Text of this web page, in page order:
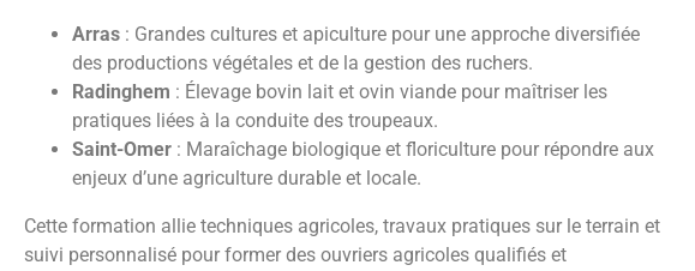
Métiers de l’Agriculture
Cliquer ici
Arras : Grandes cultures et apiculture pour une approche diversifiée
des productions végétales et de la gestion des ruchers.
Radinghem : Élevage bovin lait et ovin viande pour maîtriser les
pratiques liées à la conduite des troupeaux.
Saint-Omer : Maraîchage biologique et floriculture pour répondre aux
enjeux d’une agriculture durable et locale.
Cette formation allie techniques agricoles, travaux pratiques sur le terrain et
suivi personnalisé pour former des ouvriers agricoles qualifiés et